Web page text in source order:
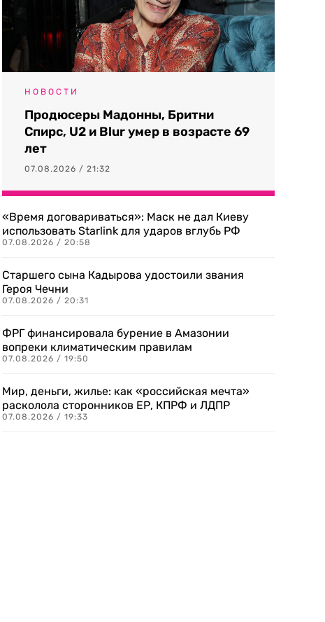
НОВОСТИ
Продюсеры Мадонны, Бритни
Спирс, U2 и Blur умер в возрасте 69
лет
07.08.2026 / 21:32
«Время договариваться»: Маск не дал Киеву
использовать Starlink для ударов вглубь РФ
07.08.2026 / 20:58
Старшего сына Кадырова удостоили звания
Героя Чечни
07.08.2026 / 20:31
ФРГ финансировала бурение в Амазонии
вопреки климатическим правилам
07.08.2026 / 19:50
Мир, деньги, жилье: как «российская мечта»
расколола сторонников ЕР, КПРФ и ЛДПР
07.08.2026 / 19:33